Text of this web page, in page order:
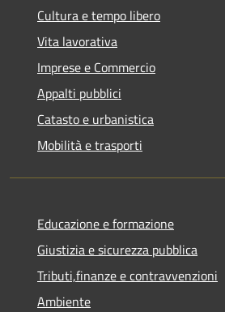
Cultura e tempo libero
Vita lavorativa
Imprese e Commercio
Appalti pubblici
Catasto e urbanistica
Mobilità e trasporti
Educazione e formazione
Giustizia e sicurezza pubblica
Tributi,finanze e contravvenzioni
Ambiente